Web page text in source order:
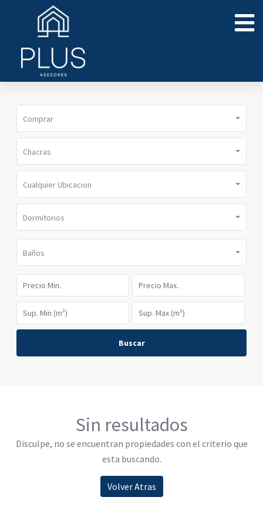
Comprar
Chacras
Cualquier Ubicacion
Dormitorios
Baños
Buscar
Sin resultados
Disculpe, no se encuentran propiedades con el criterio que
esta buscando.
Volver Atras